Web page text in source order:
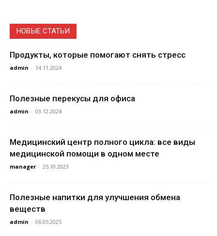
НОВЫЕ СТАТЬИ
Продукты, которые помогают снять стресс
admin - 14.11.2024
Полезные перекусы для офиса
admin - 03.12.2024
Медицинский центр полного цикла: все виды
медицинской помощи в одном месте
manager - 25.10.2023
Полезные напитки для улучшения обмена
веществ
admin - 06.05.2025